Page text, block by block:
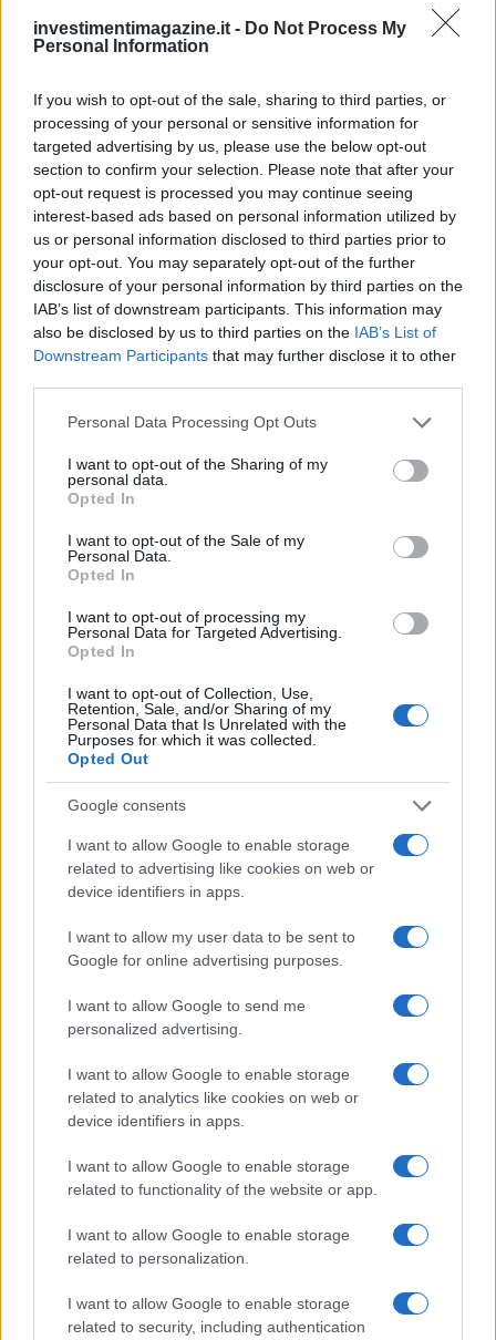
investimentimagazine.it - Do Not Process My
Personal Information
If you wish to opt-out of the sale, sharing to third parties, or
processing of your personal or sensitive information for
targeted advertising by us, please use the below opt-out
section to confirm your selection. Please note that after your
opt-out request is processed you may continue seeing
interest-based ads based on personal information utilized by
us or personal information disclosed to third parties prior to
your opt-out. You may separately opt-out of the further
disclosure of your personal information by third parties on the
IAB’s list of downstream participants. This information may
also be disclosed by us to third parties on the IAB’s List of
Downstream Participants that may further disclose it to other
Please note that this website/app uses one or more Google
not limited to your visit or usage behaviour. You may click to
grant or deny consent to Google and its third-party tags to
use your data for below specified purposes in below Google
consent section.
Personal Data Processing Opt Outs
I want to opt-out of the Sharing of my
personal data.
Opted In
I want to opt-out of the Sale of my
Personal Data.
Opted In
I want to opt-out of processing my
Personal Data for Targeted Advertising.
Opted In
I want to opt-out of Collection, Use,
Retention, Sale, and/or Sharing of my
Personal Data that Is Unrelated with the
Purposes for which it was collected.
Opted Out
Google consents
I want to allow Google to enable storage
related to advertising like cookies on web or
device identifiers in apps.
I want to allow my user data to be sent to
Google for online advertising purposes.
I want to allow Google to send me
personalized advertising.
I want to allow Google to enable storage
related to analytics like cookies on web or
device identifiers in apps.
I want to allow Google to enable storage
related to functionality of the website or app.
I want to allow Google to enable storage
related to personalization.
I want to allow Google to enable storage
related to security, including authentication
Continua a leggere
NEWS
Petrolio in calo: Brent a 91,82$, ribassi a due cifre per greggio
NEWS
La macchina usata più affidabile: un investimento che esige
ponderazione
Redazione · 5 Ago 2026